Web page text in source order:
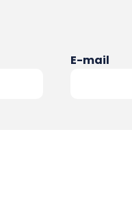
E-mail